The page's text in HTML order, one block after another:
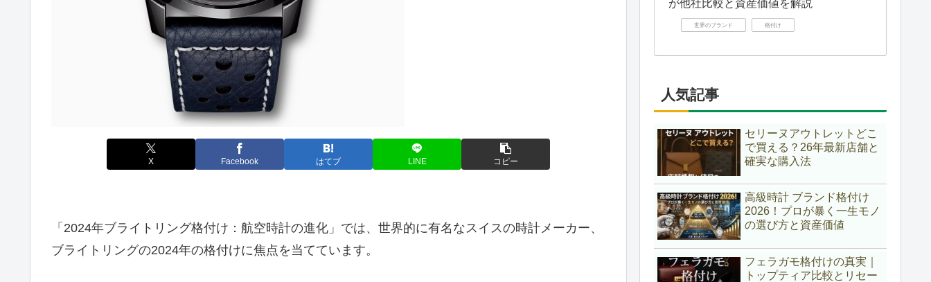
X Facebook はてブ LINE コピー
「2024年ブライトリング格付け：航空時計の進化」では、世界的に有名なスイスの時計メーカー、
ブライトリングの2024年の格付けに焦点を当てています。
が他社比較と資産価値を解説
世界のブランド 格付け
人気記事
セリーヌアウトレットどこ
で買える？26年最新店舗と
確実な購入法
高級時計 ブランド格付け
2026！プロが暴く一生モノ
の選び方と資産価値
フェラガモ格付けの真実｜
トップティア比較とリセー